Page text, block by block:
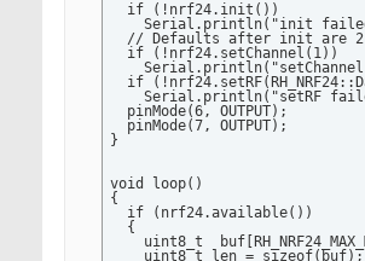
  if (!nrf24.init())
Serial.println("init
// Defaults after init are
  if (!nrf24.setChannel(1))
if
Serial.println("setRF
  pinMode(6, OUTPUT);
  pinMode(7, OUTPUT);
}
void loop()
{
  if (nrf24.available())
  {
uint8_t
    uint8_t len = sizeof(buf);